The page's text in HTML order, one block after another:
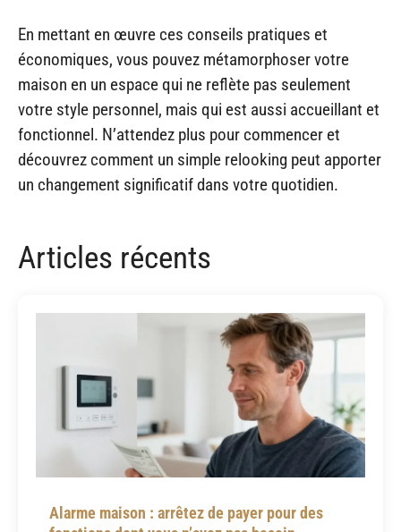
En mettant en œuvre ces conseils pratiques et
économiques, vous pouvez métamorphoser votre
maison en un espace qui ne reflète pas seulement
votre style personnel, mais qui est aussi accueillant et
fonctionnel. N’attendez plus pour commencer et
découvrez comment un simple relooking peut apporter
un changement significatif dans votre quotidien.
Articles récents
Alarme maison : arrêtez de payer pour des